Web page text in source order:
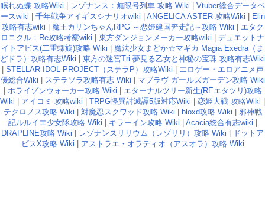
眠れぬ蝶 攻略Wiki
レゾナンス：無限号列車 攻略 Wiki
Vtuber総合データベ
ースwiki
千年戦争アイギスシナリオwiki ANGELICA ASTER 攻略Wiki
Elin
攻略有志wiki
魔王カリンちゃんRPG ～恋姫建国奔走記～攻略 Wiki
エタク
ロニクル：Re攻略考察wiki
東方ダンジョンメーカー攻略wiki
デュエットナ
イトアビス(二重螺旋)攻略 Wiki
魔法少女まどか☆マギカ Magia Exedra（ま
どドラ）攻略有志Wiki
東方の迷宮Tri 夢見る乙女と神秘の宝珠 攻略有志Wiki
STELLAR IDOL PROJECT（ステラP）攻略Wiki
エロゲー・エロアニメ声
優総合Wiki
ステラソラ攻略有志 Wiki
マブラヴ ガールズガーデン攻略 Wiki
ホライゾンウォーカー攻略 Wiki
エターナルツリー新生(REエタツリ)攻略
Wiki
アイコミ 攻略wiki TRPG怪異討滅譚5版対応Wiki 恋姫大戦 攻略Wiki
テクロノス攻略 Wiki
対魔忍スクワッド攻略 Wiki bloxd攻略 Wiki
邪神戦
記ルルイエ少女隊攻略 Wiki
キラーイン攻略 Wiki Acacia総合有志wiki
DRAPLINE攻略 Wiki
レゾナンスリリウム（レゾリリ）攻略 Wiki
ドットア
ビスX攻略 Wiki
アストラエ・オラティオ（アスオラ）攻略 Wiki